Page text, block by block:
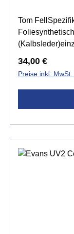
Tom
Stimmumfang
Regulärer
34,00 €
Preise inkl.